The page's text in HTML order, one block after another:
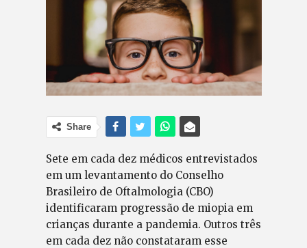
Share
Sete em cada dez médicos entrevistados
em um levantamento do Conselho
Brasileiro de Oftalmologia (CBO)
identificaram progressão de miopia em
crianças durante a pandemia. Outros três
em cada dez não constataram esse